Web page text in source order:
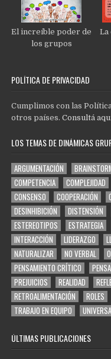
El increíble poder de
los grupos
La
POLÍTICA DE PRIVACIDAD
Cumplimos con las
otros países.Consultá
LOS TEMAS DE DINÁMICAS
ARGUMENTACIÓN
COMPETENCIA
COMPLEJIDAD
CONSENSO
COOPERACIÓN
DESINHIBICIÓN
DISTENSIÓN
ESTEREOTIPOS
ESTRATEGIA
INTERACCIÓN
LIDERAZGO
NATURALIZAR
NO VERBAL
PENSAMIENTO CRÍTICO
PREJUICIOS
REALIDAD
RETROALIMENTACIÓN
ROLES
TRABAJO EN EQUIPO
ÚLTIMAS PUBLICACIONES